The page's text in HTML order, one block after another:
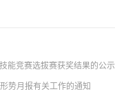
能竞赛选拔赛获奖结果的公示
势月报有关工作的通知